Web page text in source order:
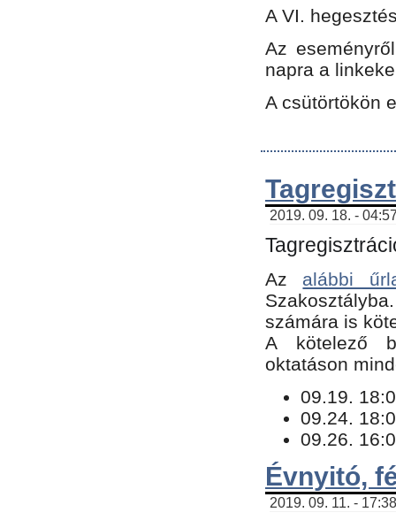
A VI.
Az
napra a
A csütörtökön
2019. 09. 18. -
Az alábbi
számára is
​A kötelező
oktatáson
09.19.
09.24.
09.26.
Évnyitó,
2019. 09. 11. -